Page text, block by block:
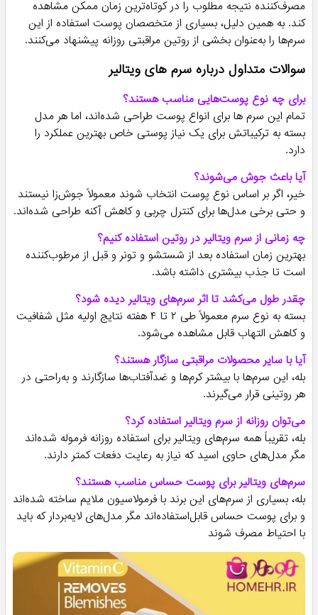
مصرف‌کننده نتیجه مطلوب را در کوتاه‌ترین زمان ممکن مشاهده
کند. به همین دلیل، بسیاری از متخصصان پوست استفاده از این
سرم‌ها را به‌عنوان بخشی از روتین مراقبتی روزانه پیشنهاد می‌کنند.
سوالات متداول درباره سرم های ویتالیر
برای چه نوع پوست‌هایی مناسب هستند؟
تمام این سرم ها برای انواع پوست طراحی شده‌اند، اما هر مدل
بسته به ترکیباتش برای یک نیاز پوستی خاص بهترین عملکرد را
دارد.
آیا باعث جوش می‌شوند؟
خیر، اگر بر اساس نوع پوست انتخاب شوند معمولاً جوش‌زا نیستند
و حتی برخی مدل‌ها برای کنترل چربی و کاهش آکنه طراحی شده‌اند.
چه زمانی از سرم ویتالیر در روتین استفاده کنیم؟
بهترین زمان استفاده بعد از شستشو و تونر و قبل از مرطوب‌کننده
است تا جذب بیشتری داشته باشد.
چقدر طول می‌کشد تا اثر سرم‌های ویتالیر دیده شود؟
بسته به نوع سرم معمولاً طی ۲ تا ۴ هفته نتایج اولیه مثل شفافیت
و کاهش التهاب قابل مشاهده می‌شود.
آیا با سایر محصولات مراقبتی سازگار هستند؟
بله، این سرم‌ها با بیشتر کرم‌ها و ضدآفتاب‌ها سازگارند و به‌راحتی در
هر روتینی قرار می‌گیرند.
می‌توان روزانه از سرم ویتالیر استفاده کرد؟
بله، تقریباً همه سرم‌های ویتالیر برای استفاده روزانه فرموله شده‌اند
مگر مدل‌های حاوی اسید که نیاز به رعایت دفعات کمتر دارند.
سرم‌های ویتالیر برای پوست حساس مناسب هستند؟
بله، بسیاری از سرم‌های این برند با فرمولاسیون ملایم ساخته شده‌اند
و برای پوست حساس قابل‌استفاده‌اند مگر مدل‌های لایه‌بردار که باید
با احتیاط مصرف شوند